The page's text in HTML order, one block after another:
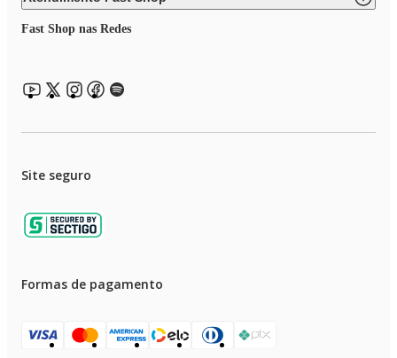
Fast Shop nas Redes
Site seguro
Formas de pagamento